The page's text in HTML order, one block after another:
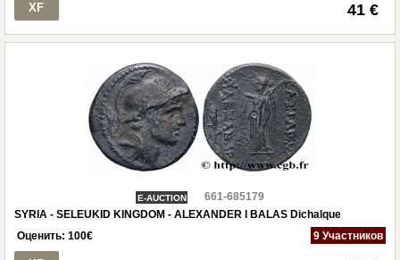
XF 41 €
E-AUCTION
661-685179
SYRIA - SELEUKID KINGDOM - ALEXANDER I BALAS Dichalque
Оценить: 100€ 9 Участников